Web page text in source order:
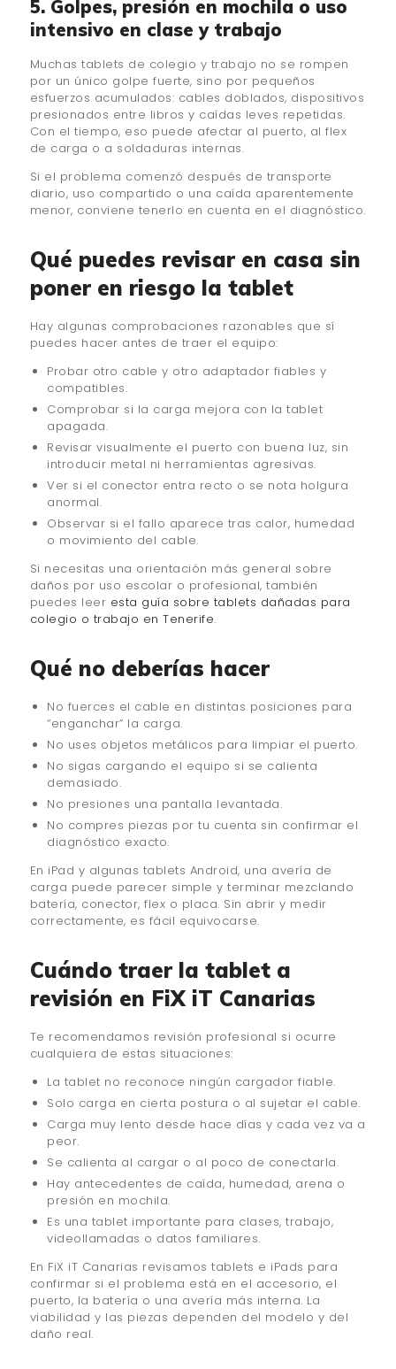
5. Golpes, presión en mochila o uso
intensivo en clase y trabajo
Muchas tablets de colegio y trabajo no se rompen
por un único golpe fuerte, sino por pequeños
esfuerzos acumulados: cables doblados, dispositivos
presionados entre libros y caídas leves repetidas.
Con el tiempo, eso puede afectar al puerto, al flex
de carga o a soldaduras internas.
Si el problema comenzó después de transporte
diario, uso compartido o una caída aparentemente
menor, conviene tenerlo en cuenta en el diagnóstico.
Qué puedes revisar en casa sin
poner en riesgo la tablet
Hay algunas comprobaciones razonables que sí
puedes hacer antes de traer el equipo:
Probar otro cable y otro adaptador fiables y
compatibles.
Comprobar si la carga mejora con la tablet
apagada.
Revisar visualmente el puerto con buena luz, sin
introducir metal ni herramientas agresivas.
Ver si el conector entra recto o se nota holgura
anormal.
Observar si el fallo aparece tras calor, humedad
o movimiento del cable.
Si necesitas una orientación más general sobre
daños por uso escolar o profesional, también
puedes leer esta guía sobre tablets dañadas para
colegio o trabajo en Tenerife.
Qué no deberías hacer
No fuerces el cable en distintas posiciones para
“enganchar” la carga.
No uses objetos metálicos para limpiar el puerto.
No sigas cargando el equipo si se calienta
demasiado.
No presiones una pantalla levantada.
No compres piezas por tu cuenta sin confirmar el
diagnóstico exacto.
En iPad y algunas tablets Android, una avería de
carga puede parecer simple y terminar mezclando
batería, conector, flex o placa. Sin abrir y medir
correctamente, es fácil equivocarse.
Cuándo traer la tablet a
revisión en FiX iT Canarias
Te recomendamos revisión profesional si ocurre
cualquiera de estas situaciones:
La tablet no reconoce ningún cargador fiable.
Solo carga en cierta postura o al sujetar el cable.
Carga muy lento desde hace días y cada vez va a
peor.
Se calienta al cargar o al poco de conectarla.
Hay antecedentes de caída, humedad, arena o
presión en mochila.
Es una tablet importante para clases, trabajo,
videollamadas o datos familiares.
En FiX iT Canarias revisamos tablets e iPads para
confirmar si el problema está en el accesorio, el
puerto, la batería o una avería más interna. La
viabilidad y las piezas dependen del modelo y del
daño real.